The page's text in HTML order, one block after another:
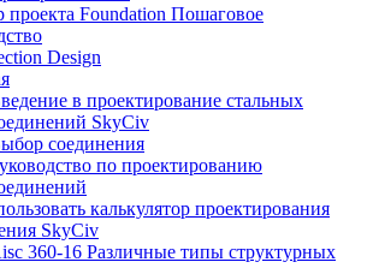
проекта Foundation Пошаговое
Design
в проектирование стальных
SkyCiv
соединения
по проектированию
калькулятор проектирования
SkyCiv
360-16 Различные типы структурных